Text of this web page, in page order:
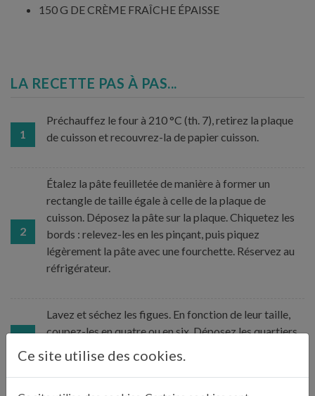
150 G DE CRÈME FRAÎCHE ÉPAISSE
LA RECETTE PAS À PAS...
1
Préchauffez le four à 210 °C (th. 7), retirez la plaque
de cuisson et recouvrez-la de papier cuisson.
2
Étalez la pâte feuilletée de manière à former un
rectangle de taille égale à celle de la plaque de
cuisson. Déposez la pâte sur la plaque. Chiquetez les
bords : relevez-les en les pinçant, puis piquez
légèrement la pâte avec une fourchette. Réservez au
réfrigérateur.
3
Lavez et séchez les figues. En fonction de leur taille,
coupez-les en quatre ou en six. Déposez les quartiers
bien serrés sur le fond de tarte, pointes vers le haut.
Ce site utilise des cookies.